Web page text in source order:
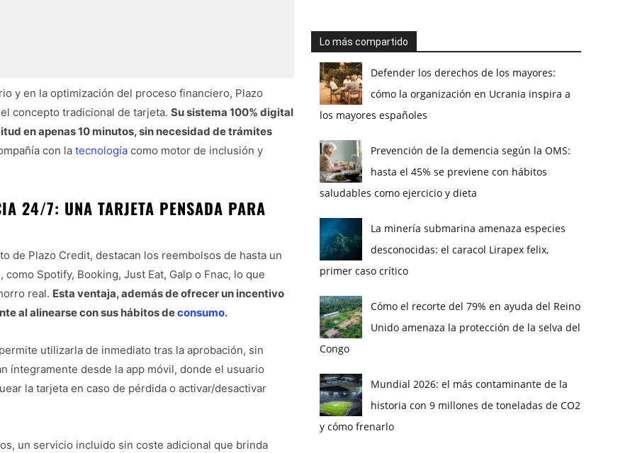
y en la optimización del proceso financiero, Plazo
concepto tradicional de tarjeta. Su sistema 100% digital
en apenas 10 minutos, sin necesidad de trámites
con la tecnología como motor de inclusión y
24/7: UNA TARJETA PENSADA PARA
de Plazo Credit, destacan los reembolsos de hasta un
Spotify, Booking, Just Eat, Galp o Fnac, lo que
real. Esta ventaja, además de ofrecer un incentivo
al alinearse con sus hábitos deconsumo.
utilizarla de inmediato tras la aprobación, sin
íntegramente desde la app móvil, donde el usuario
la tarjeta en caso de pérdida o activar/desactivar
un servicio incluido sin coste adicional que brinda
Lo más compartido
Defender los derechos de los mayores:
cómo la organización en Ucrania inspira a
los mayores españoles
Prevención de la demencia según la OMS:
hasta el 45% se previene con hábitos
saludables como ejercicio y dieta
La minería submarina amenaza especies
desconocidas: el caracol Lirapex felix,
primer caso crítico
Cómo el recorte del 79% en ayuda del Reino
Unido amenaza la protección de la selva del
Congo
Mundial 2026: el más contaminante de la
historia con 9 millones de toneladas de CO2
y cómo frenarlo